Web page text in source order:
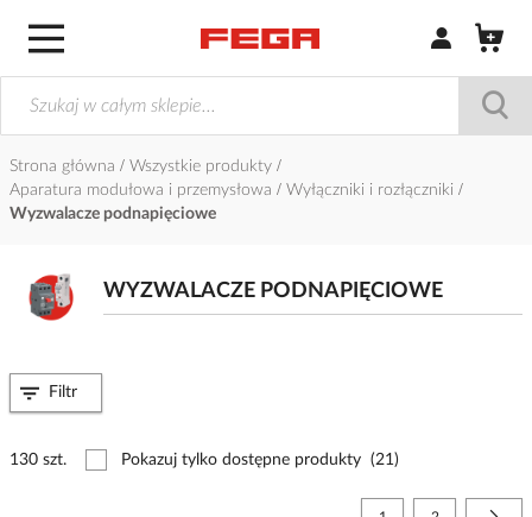
Zaloguj się /
Strona główna
Wszystkie produkty
Aparatura modułowa i przemysłowa
Wyłączniki i rozłączniki
Wyzwalacze podnapięciowe
WYZWALACZE PODNAPIĘCIOWE
130 szt. Pokazuj tylko dostępne produkty (21)
Strona
Filtr